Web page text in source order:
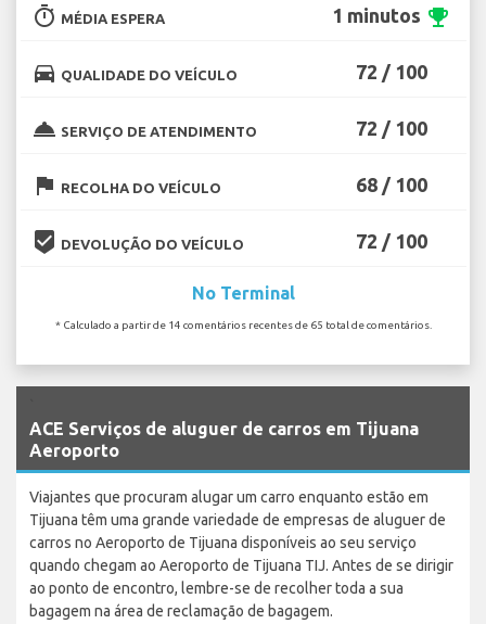
timer MÉDIA ESPERA 1 minutos emoji_events
directions_car QUALIDADE DO VEÍCULO 72 / 100
room_service SERVIÇO DE ATENDIMENTO 72 / 100
flag RECOLHA DO VEÍCULO 68 / 100
beenhere DEVOLUÇÃO DO VEÍCULO 72 / 100
No Terminal
* Calculado a partir de 14 comentários recentes de 65 total de comentários.
ACE Serviços de aluguer de carros em Tijuana
Aeroporto
Viajantes que procuram alugar um carro enquanto estão em
Tijuana têm uma grande variedade de empresas de aluguer de
carros no Aeroporto de Tijuana disponíveis ao seu serviço
quando chegam ao Aeroporto de Tijuana TIJ. Antes de se dirigir
ao ponto de encontro, lembre-se de recolher toda a sua
bagagem na área de reclamação de bagagem.